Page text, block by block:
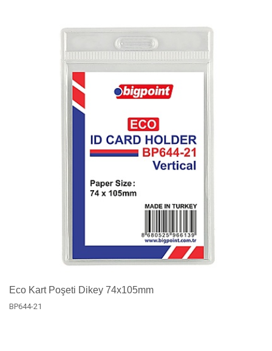
Eco Kart Poşeti Dikey 74x105mm
BP644-21